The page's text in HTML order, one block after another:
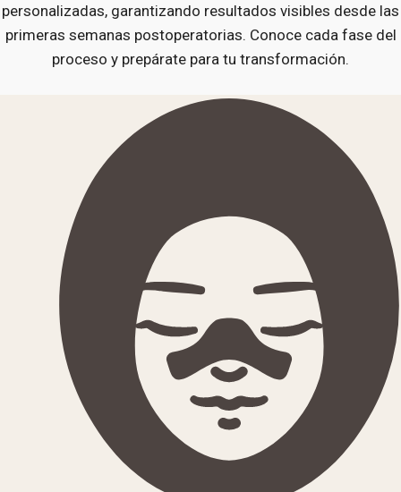
personalizadas, garantizando resultados visibles desde las
primeras semanas postoperatorias. Conoce cada fase del
proceso y prepárate para tu transformación.